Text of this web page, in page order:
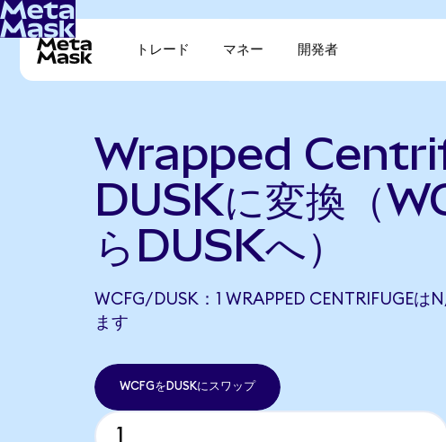
トレード マネー 開発者
Wrapped
DUSKに変換（
らDUSKへ）
WCFG/DUSK：1 WRAPPED CENTRIFUGEは
ます
WCFGをDUSKにスワップ